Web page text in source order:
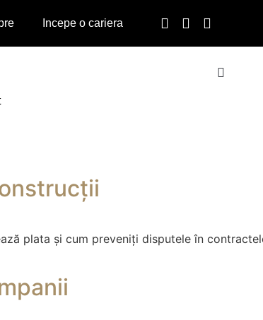
Incepe o cariera
plata și cum preveniți disputele în